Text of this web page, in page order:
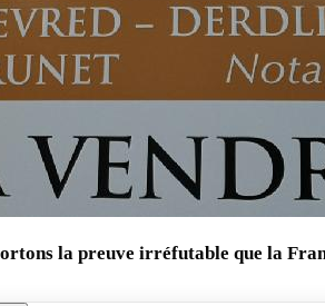
la preuve irréfutable que la